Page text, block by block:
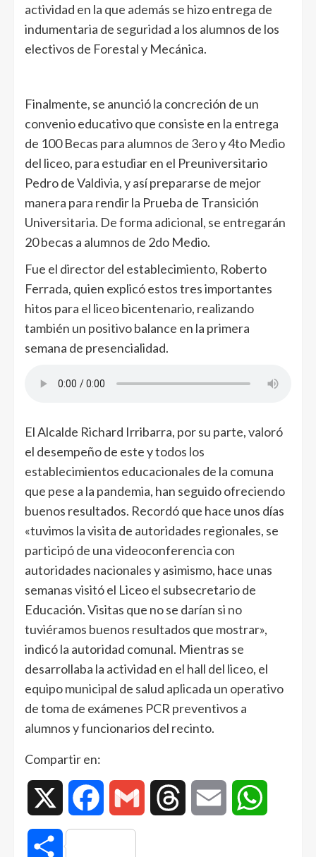
actividad en la que además se hizo entrega de
indumentaria de seguridad a los alumnos de los
electivos de Forestal y Mecánica.
Finalmente, se anunció la concreción de un
convenio educativo que consiste en la entrega
de 100 Becas para alumnos de 3ero y 4to Medio
del liceo, para estudiar en el Preuniversitario
Pedro de Valdivia, y así prepararse de mejor
manera para rendir la Prueba de Transición
Universitaria. De forma adicional, se entregarán
20 becas a alumnos de 2do Medio.
Fue el director del establecimiento, Roberto
Ferrada, quien explicó estos tres importantes
hitos para el liceo bicentenario, realizando
también un positivo balance en la primera
semana de presencialidad.
El Alcalde Richard Irribarra, por su parte, valoró
el desempeño de este y todos los
establecimientos educacionales de la comuna
que pese a la pandemia, han seguido ofreciendo
buenos resultados. Recordó que hace unos días
«tuvimos la visita de autoridades regionales, se
participó de una videoconferencia con
autoridades nacionales y asimismo, hace unas
semanas visitó el Liceo el subsecretario de
Educación. Visitas que no se darían si no
tuviéramos buenos resultados que mostrar»,
indicó la autoridad comunal. Mientras se
desarrollaba la actividad en el hall del liceo, el
equipo municipal de salud aplicada un operativo
de toma de exámenes PCR preventivos a
alumnos y funcionarios del recinto.
Compartir en:
Facebook Gmail Threads Email
Compartir